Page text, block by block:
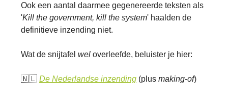
Ook een aantal daarmee gegenereerde teksten als
'Kill the government, kill the system' haalden de
definitieve inzending niet.
Wat de snijtafel wel overleefde, beluister je hier:
🇳🇱 De Nederlandse inzending (plus making-of)